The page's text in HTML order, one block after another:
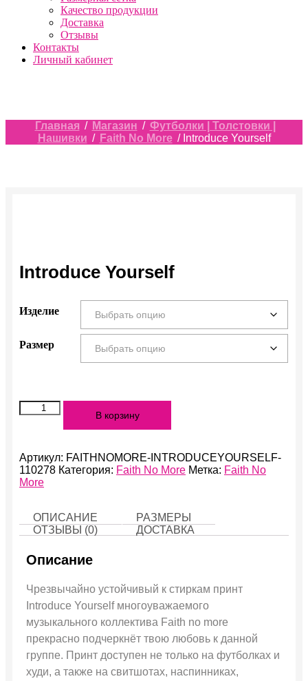
Качество продукции
Доставка
Отзывы
Контакты
Личный кабинет
Главная / Магазин / Футболки | Толстовки |
Нашивки / Faith No More / Introduce Yourself
Introduce Yourself
Изделие
Размер
Количество
Introduce
В корзину
Артикул: FAITHNOMORE-INTRODUCEYOURSELF-
110278 Категория: Faith No More Метка: Faith No
More
ОПИСАНИЕ
РАЗМЕРЫ
ОТЗЫВЫ (0)
ДОСТАВКА
Описание
Чрезвычайно устойчивый к стиркам принт
Introduce Yourself многоуважаемого
музыкального коллектива Faith no more
прекрасно подчеркнёт твою любовь к данной
группе. Принт доступен не только на футболках и
худи, а также на свитшотах, наспинниках,